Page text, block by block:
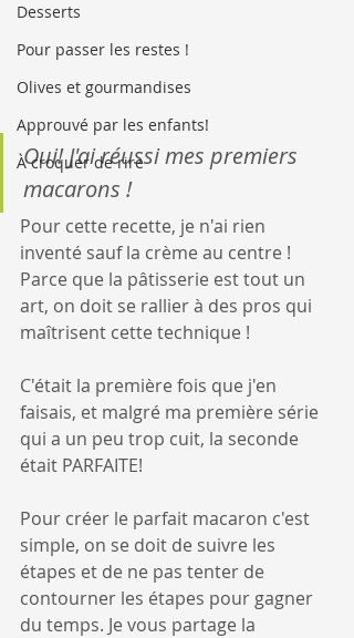
Desserts
Pour passer les restes !
Olives et gourmandises
Approuvé par les enfants!
À croquer de rire
Oui! J'ai réussi mes premiers
macarons !
Pour cette recette, je n'ai rien
inventé sauf la crème au centre !
Parce que la pâtisserie est tout un
art, on doit se rallier à des pros qui
maîtrisent cette technique !
C'était la première fois que j'en
faisais, et malgré ma première série
qui a un peu trop cuit, la seconde
était PARFAITE!
Pour créer le parfait macaron c'est
simple, on se doit de suivre les
étapes et de ne pas tenter de
contourner les étapes pour gagner
du temps. Je vous partage la